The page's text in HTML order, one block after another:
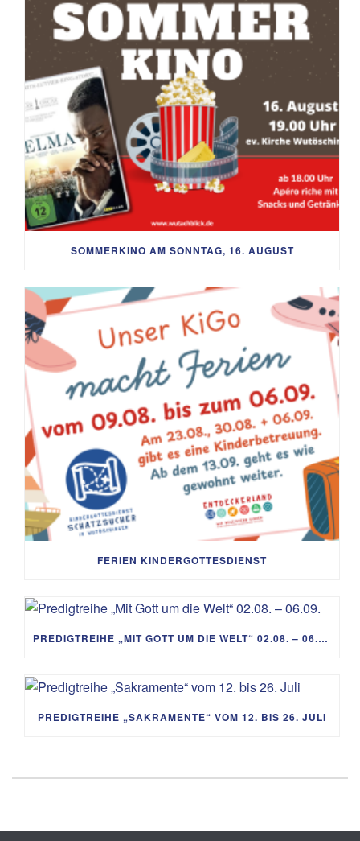
SOMMERKINO AM SONNTAG, 16. AUGUST
FERIEN KINDERGOTTESDIENST
PREDIGTREIHE „MIT GOTT UM DIE WELT“ 02.08. – 06.09.
PREDIGTREIHE „SAKRAMENTE“ VOM 12. BIS 26. JULI